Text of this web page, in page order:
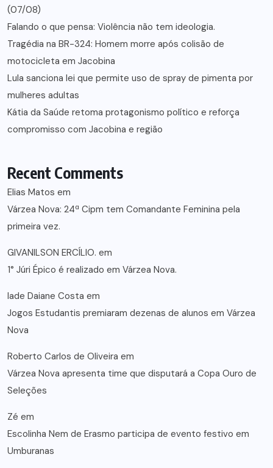
(07/08)
Falando o que pensa: Violência não tem ideologia.
Tragédia na BR-324: Homem morre após colisão de
motocicleta em Jacobina
Lula sanciona lei que permite uso de spray de pimenta por
mulheres adultas
Kátia da Saúde retoma protagonismo político e reforça
compromisso com Jacobina e região
Recent Comments
Elias Matos em
Várzea Nova: 24ª Cipm tem Comandante Feminina pela
primeira vez.
GIVANILSON ERCÍLIO. em
1° Júri Épico é realizado em Várzea Nova.
lade Daiane Costa em
Jogos Estudantis premiaram dezenas de alunos em Várzea
Nova
Roberto Carlos de Oliveira em
Várzea Nova apresenta time que disputará a Copa Ouro de
Seleções
Zé em
Escolinha Nem de Erasmo participa de evento festivo em
Umburanas